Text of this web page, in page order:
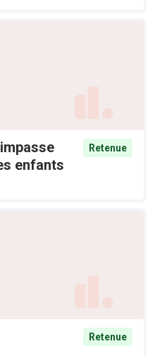
enfants
Retenue
Retenue